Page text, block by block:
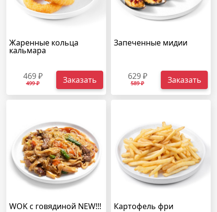
Жаренные кольца
кальмара
469 ₽
499 ₽ Заказать
Запеченные мидии
629 ₽
589 ₽ Заказать
WOK с говядиной NEW!!! Картофель фри